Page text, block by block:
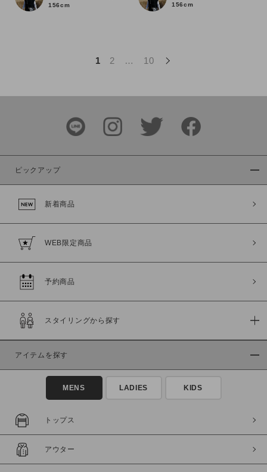
156cm
156cm
1 2 … 10
ピックアップ
新着商品
WEB限定商品
予約商品
スタイリングから探す
アイテムを探す
MENS LADIES KIDS
トップス
アウター